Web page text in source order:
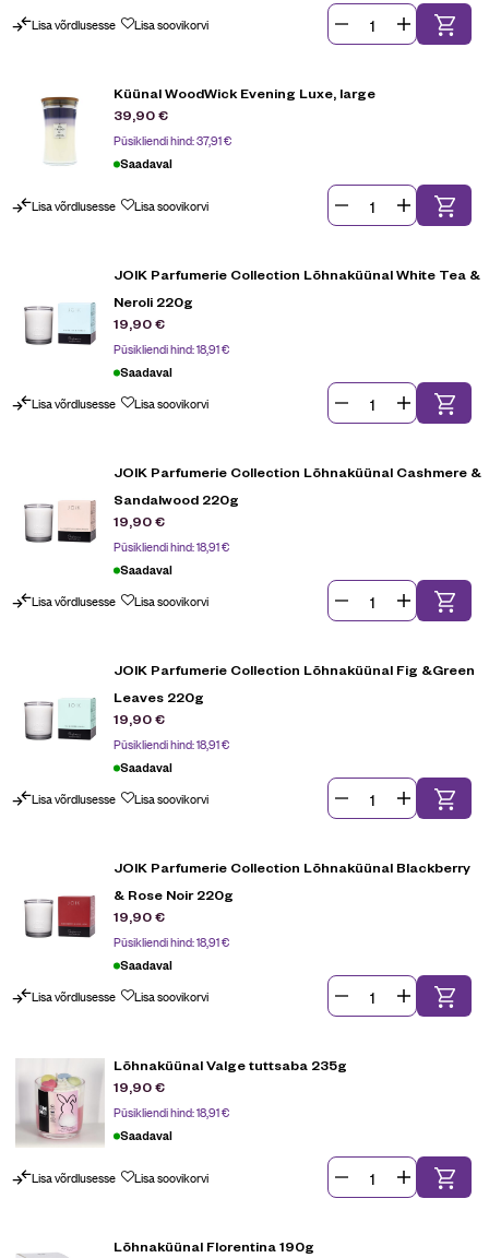
Lisa võrdlusesse Lisa soovikorvi
Küünal WoodWick Evening Luxe, large
39,90€
Püsikliendi hind:37,91€
Saadaval
Lisa võrdlusesse Lisa soovikorvi
JOIK Parfumerie Collection Lõhnaküünal White Tea &
Neroli 220g
19,90€
Püsikliendi hind:18,91€
Saadaval
Lisa võrdlusesse Lisa soovikorvi
JOIK Parfumerie Collection Lõhnaküünal Cashmere &
Sandalwood 220g
19,90€
Püsikliendi hind:18,91€
Saadaval
Lisa võrdlusesse Lisa soovikorvi
JOIK Parfumerie Collection Lõhnaküünal Fig &Green
Leaves 220g
19,90€
Püsikliendi hind:18,91€
Saadaval
Lisa võrdlusesse Lisa soovikorvi
JOIK Parfumerie Collection Lõhnaküünal Blackberry
& Rose Noir 220g
19,90€
Püsikliendi hind:18,91€
Saadaval
Lisa võrdlusesse Lisa soovikorvi
Lõhnaküünal Valge tuttsaba 235g
19,90€
Püsikliendi hind:18,91€
Saadaval
Lisa võrdlusesse Lisa soovikorvi
Lõhnaküünal Florentina 190g